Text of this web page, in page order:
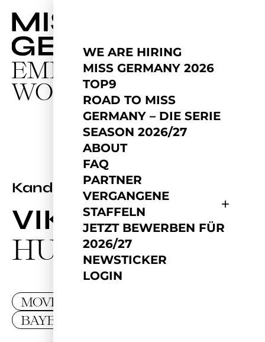
WE ARE HIRING
MISS GERMANY 2026
TOP9
ROAD TO MISS
GERMANY – DIE SERIE
SEASON 2026/27
ABOUT
FAQ
PARTNER
VERGANGENE
STAFFELN
JETZT BEWERBEN FÜR
2026/27
NEWSTICKER
LOGIN
Kandidatin2026
VIKTORIA
HUFNAGEL
MOVER
BAYERN